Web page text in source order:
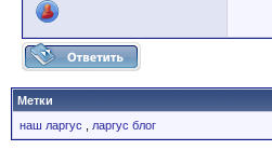
Метки
наш ларгус
ларгус блог